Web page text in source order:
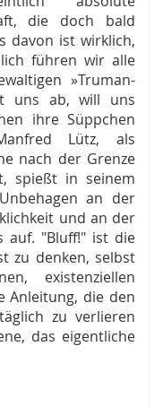
die doch bald
davon ist wirklich,
führen wir alle
»Truman-
uns ab, will uns
ihre Süppchen
Lütz, als
nach der Grenze
spießt in seinem
an der
und an der
auf. "Bluff!" ist die
zu denken, selbst
existenziellen
Anleitung, die den
zu verlieren
das eigentliche